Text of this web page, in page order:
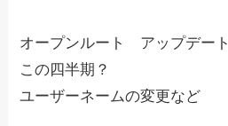
オープンルート アップデート
この四半期？
ユーザーネームの変更など